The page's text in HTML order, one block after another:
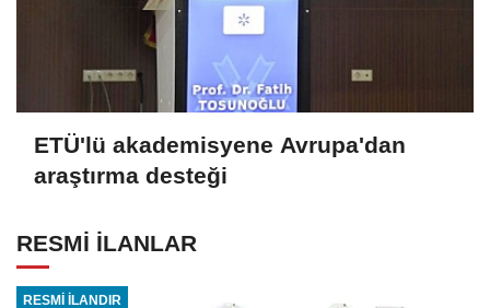
ETÜ'lü akademisyene Avrupa'dan
araştırma desteği
RESMİ İLANLAR
RESMİ İLANDIR